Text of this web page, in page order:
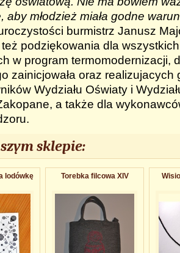
aby młodzież miała godne
burmistrz Janusz
też podziękowania dla
w program termomodernizacji,
zainicjowała oraz realizujacych
Wydziału Oświaty i
a także dla
sklepie:
lodówkę
Torebka filcowa XIV